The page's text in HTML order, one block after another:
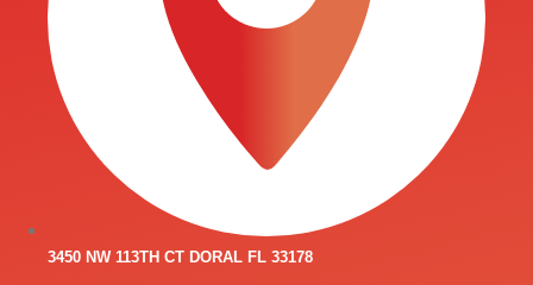
3450 NW 113TH CT DORAL FL 33178